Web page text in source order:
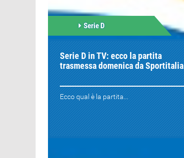
Serie D
Serie D in TV: ecco la partita
trasmessa domenica da Sportitalia
Ecco qual è la partita...